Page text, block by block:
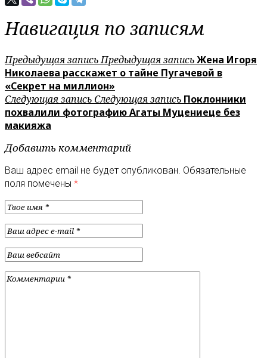
Навигация по записям
Предыдущая записьПредыдущая записьЖена Игоря
Николаева расскажет о тайне Пугачевой в
«Секрет на миллион»
Следующая запись Следующая запись Поклонники
похвалили фотографию Агаты Муцениеце без
макияжа
Добавить комментарий
Ваш адрес email не будет опубликован. Обязательные
поля помечены *